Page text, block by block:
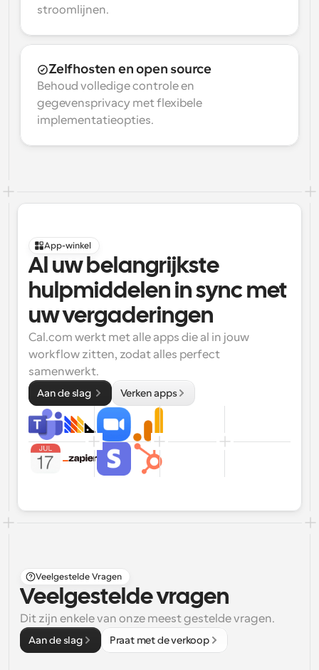
stroomlijnen.
Zelfhosten en open source
Behoud volledige controle en
gegevensprivacy met flexibele
implementatieopties.
App-winkel
Al uw belangrijkste
hulpmiddelen in sync met
uw vergaderingen
Cal.com werkt met alle apps die al in jouw
workflow zitten, zodat alles perfect
samenwerkt.
Aan de slag Verken apps
Veelgestelde Vragen
Veelgestelde vragen
Dit zijn enkele van onze meest gestelde vragen.
Aan de slag Praat met de verkoop